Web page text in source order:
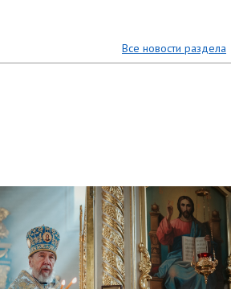
Все новости раздела